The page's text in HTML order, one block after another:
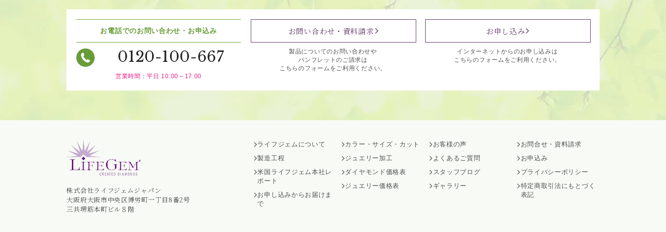
お電話でのお問い合わせ・お申込み
0120-100-667
営業時間：平日 10:00～17:00
お問い合わせ・資料請求
製品についてのお問い合わせや
パンフレットのご請求は
こちらのフォームをご利用ください。
お申し込み
インターネットからのお申し込みは
こちらのフォームをご利用ください。
株式会社ライフジェムジャパン
大阪府大阪市中央区博労町一丁目8番2号
三共堺筋本町ビル８階
ライフジェムについて
製造工程
米国ライフジェム本社レ
ポート
お申し込みからお届けま
で
カラー・サイズ・カット
ジュエリー加工
ダイヤモンド価格表
ジュエリー価格表
お客様の声
よくあるご質問
スタッフブログ
ギャラリー
お問合せ・資料請求
お申込み
プライバシーポリシー
特定商取引法にもとづく
表記